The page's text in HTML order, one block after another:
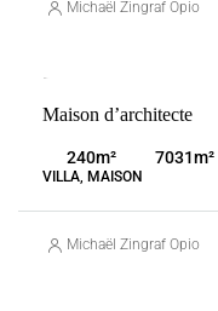
Michaël Zingraf Opio
Maison d’architecte
240m² 7031m²
VILLA, MAISON
Michaël Zingraf Opio